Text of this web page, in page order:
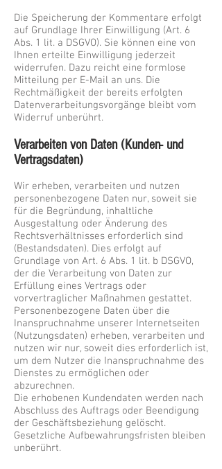
Die Speicherung der Kommentare erfolgt
auf Grundlage Ihrer Einwilligung (Art. 6
Abs. 1 lit. a DSGVO). Sie können eine von
Ihnen erteilte Einwilligung jederzeit
widerrufen. Dazu reicht eine formlose
Mitteilung per E-Mail an uns. Die
Rechtmäßigkeit der bereits erfolgten
Datenverarbeitungsvorgänge bleibt vom
Widerruf unberührt.
Verarbeiten von Daten (Kunden- und
Vertragsdaten)
Wir erheben, verarbeiten und nutzen
personenbezogene Daten nur, soweit sie
für die Begründung, inhaltliche
Ausgestaltung oder Änderung des
Rechtsverhältnisses erforderlich sind
(Bestandsdaten). Dies erfolgt auf
Grundlage von Art. 6 Abs. 1 lit. b DSGVO,
der die Verarbeitung von Daten zur
Erfüllung eines Vertrags oder
vorvertraglicher Maßnahmen gestattet.
Personenbezogene Daten über die
Inanspruchnahme unserer Internetseiten
(Nutzungsdaten) erheben, verarbeiten und
nutzen wir nur, soweit dies erforderlich ist,
um dem Nutzer die Inanspruchnahme des
Dienstes zu ermöglichen oder
abzurechnen.
Die erhobenen Kundendaten werden nach
Abschluss des Auftrags oder Beendigung
der Geschäftsbeziehung gelöscht.
Gesetzliche Aufbewahrungsfristen bleiben
unberührt.